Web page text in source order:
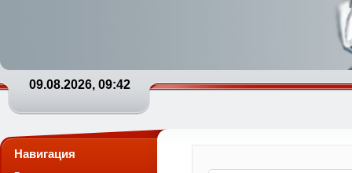
09.08.2026, 09:42
Навигация